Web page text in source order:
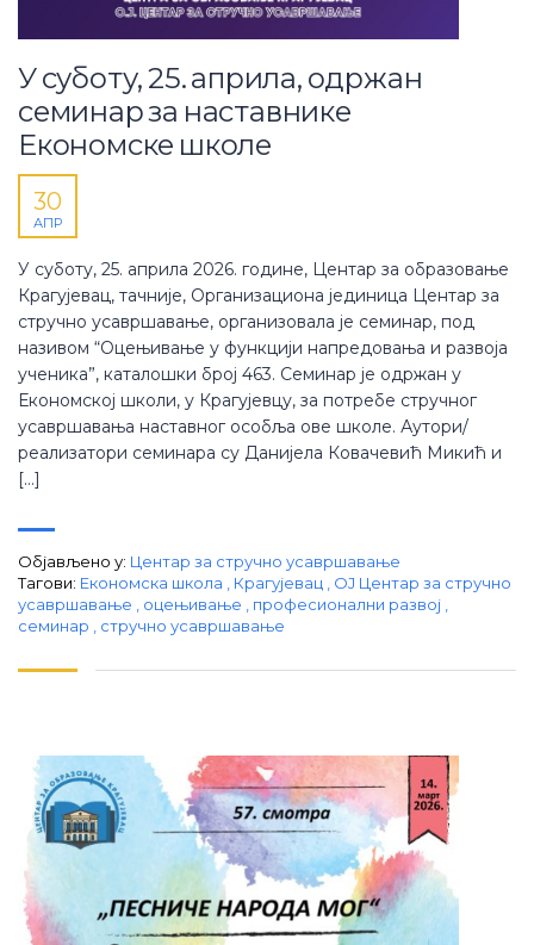
У суботу, 25. априла, одржан
семинар за наставнике
Економске школе
30
АПР
У суботу, 25. априла 2026. године, Центар за образовање
Крагујевац, тачније, Организациона јединица Центар за
стручно усавршавање, организовала је семинар, под
називом “Оцењивање у функцији напредовања и развоја
ученика”, каталошки број 463. Семинар је одржан у
Економској школи, у Крагујевцу, за потребе стручног
усавршавања наставног особља ове школе. Аутори/
реализатори семинара су Данијела Ковачевић Микић и
[…]
Објављено у: Центар за стручно усавршавање
Тагови: Економска школа Крагујевац
ОЈ Центар за стручно
усавршавање
оцењивање професионални развој
семинар
стручно усавршавање